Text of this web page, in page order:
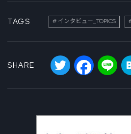
TAGS インタビュー_TOPICS
SHARE
Twitter Facebook